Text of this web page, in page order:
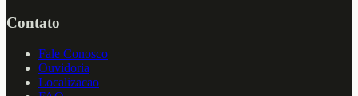
Contato
Fale Conosco
Ouvidoria
Localizacao